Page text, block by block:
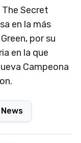
The Secret
en la más
por su
en la que
Campeona